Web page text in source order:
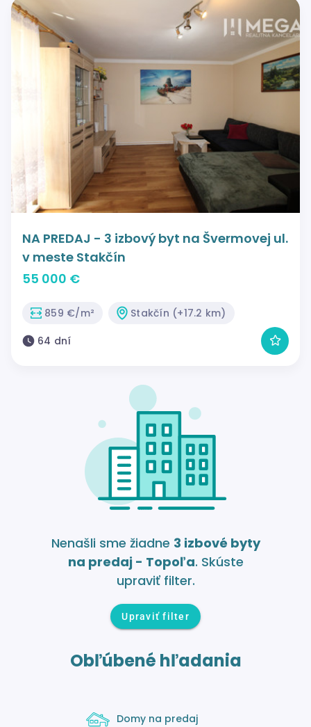
NA PREDAJ - 3 izbový byt na Švermovej ul.
v meste Stakčín
55 000 €
859 €/m²
Stakčín (+17.2 km)
64 dní
Nenašli sme žiadne 3 izbové byty
na predaj - Topoľa. Skúste
upraviť filter.
Upraviť filter
Obľúbené hľadania
Domy na predaj